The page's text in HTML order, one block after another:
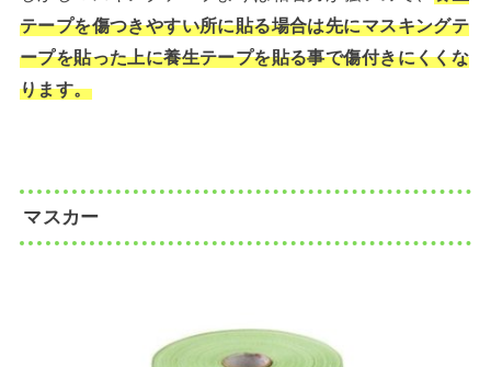
テープを傷つきやすい所に貼る場合は先にマスキングテ
ープを貼った上に養生テープを貼る事で傷付きにくくな
ります。
マスカー